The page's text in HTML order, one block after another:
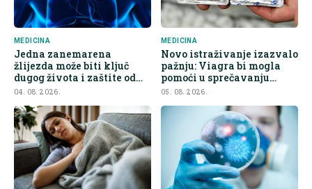
MEDICINA
Jedna zanemarena
žlijezda može biti ključ
dugog života i zaštite od
raka
04. 08. 2026.
MEDICINA
Novo istraživanje izazvalo
pažnju: Viagra bi mogla
pomoći u sprečavanju
širenja raka
05. 08. 2026.